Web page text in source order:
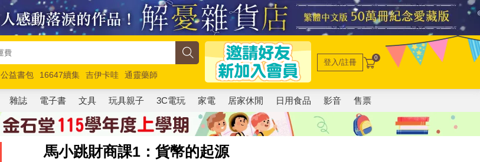
公益書包 16647續集 吉伊卡哇
通靈藥師
馬斯克 玩具總動員5 超慢跑
登入/註冊 0
雜誌 電子書 文具 玩具親子 3C電玩 家電 居家休閒 日用食品 影音 售票
馬小跳財商課1：貨幣的起源